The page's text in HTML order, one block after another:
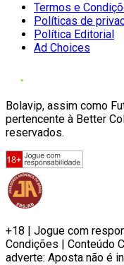
Termos e
Políticas de
Política Editorial
Ad Choices
Bolavip, assim como
pertencente à Better
reservados.
+18 | Jogue com
Condições | Conteúdo
adverte: Aposta não é